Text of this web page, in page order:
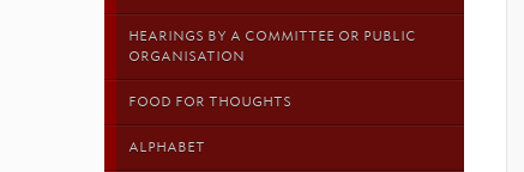
HEARINGS BY A COMMITTEE OR PUBLIC
ORGANISATION
FOOD FOR THOUGHTS
ALPHABET